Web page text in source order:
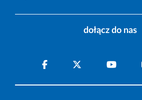
dołącz do nas